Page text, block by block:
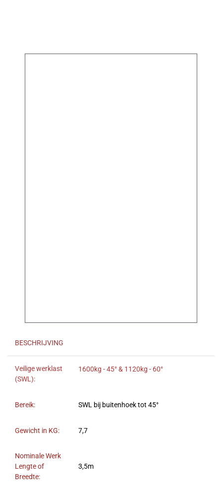
BESCHRIJVING
Veilige werklast
(SWL):
1600kg - 45° & 1120kg - 60°
Bereik: SWL bij buitenhoek tot 45°
Gewicht in KG: 7,7
Nominale Werk
Lengte of
Breedte:
3,5m